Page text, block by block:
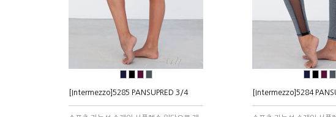
[Intermezzo]5285 PANSUPRED 3/4 [Intermezzo]5284